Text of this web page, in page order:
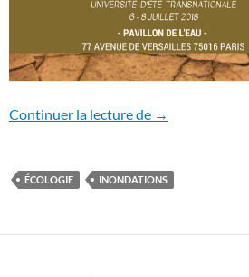
Continuer la lecture de Le programme
→
ÉCOLOGIE INONDATIONS